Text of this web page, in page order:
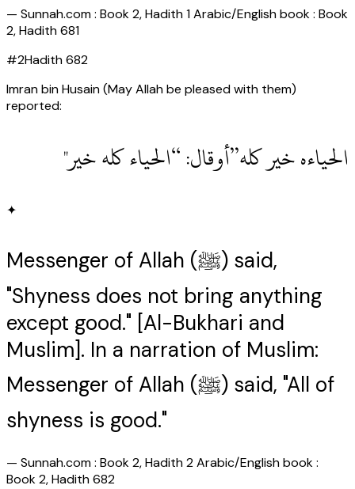
— Sunnah.com : Book 2, Hadith 1 Arabic/English book : Book
2, Hadith 681
#2Hadith682
Imran bin Husain (May Allah be pleased with them)
reported:
‏الحياءه خير كله”أوقال‏:‏ “الحياء كله خير‏"
✦
Messenger of Allah (ﷺ) said,
"Shyness does not bring anything
except good." [Al-Bukhari and
Muslim]. In a narration of Muslim:
Messenger of Allah (ﷺ) said, "All of
shyness is good."
— Sunnah.com : Book 2, Hadith 2 Arabic/English book :
Book 2, Hadith 682